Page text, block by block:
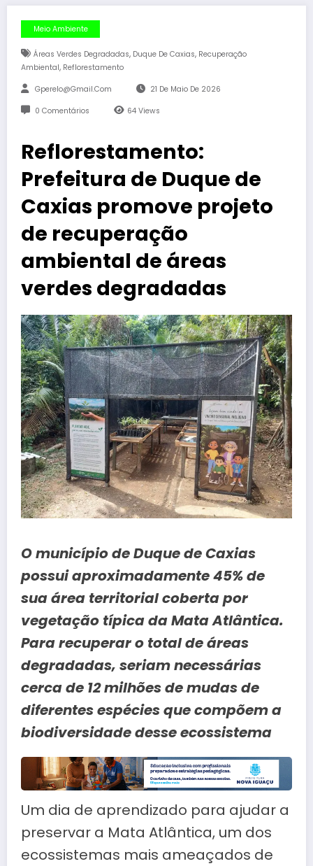
Meio Ambiente
Áreas Verdes Degradadas, Duque De Caxias, Recuperação
Ambiental, Reflorestamento
Gperelo@gmail.com 21 De Maio De 2026
0 Comentários 64 Views
Reflorestamento:
Prefeitura de Duque de
Caxias promove projeto
de recuperação
ambiental de áreas
verdes degradadas
O município de Duque de Caxias
possui aproximadamente 45% de
sua área territorial coberta por
vegetação típica da Mata Atlântica.
Para recuperar o total de áreas
degradadas, seriam necessárias
cerca de 12 milhões de mudas de
diferentes espécies que compõem a
biodiversidade desse ecossistema
Um dia de aprendizado para ajudar a
preservar a Mata Atlântica, um dos
ecossistemas mais ameaçados de